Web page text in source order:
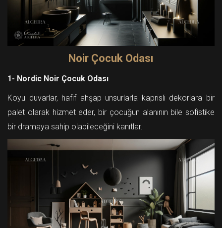
Noir Çocuk Odası
1- Nordic Noir Çocuk Odası
Koyu duvarlar, hafif ahşap unsurlarla kaprisli dekorlara bir
palet olarak hizmet eder, bir çocuğun alanının bile sofistike
bir dramaya sahip olabileceğini kanıtlar.